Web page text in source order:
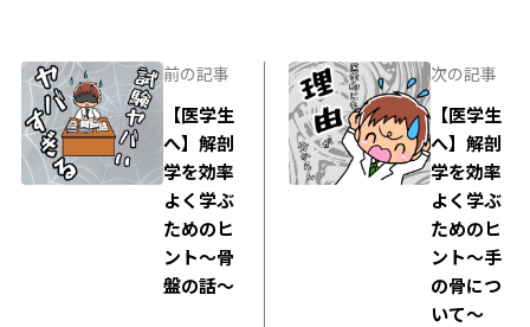
前の記事
【医学生
へ】解剖
学を効率
よく学ぶ
ためのヒ
ント～骨
盤の話～
次の記事
【医学生
へ】解剖
学を効率
よく学ぶ
ためのヒ
ント～手
の骨につ
いて～